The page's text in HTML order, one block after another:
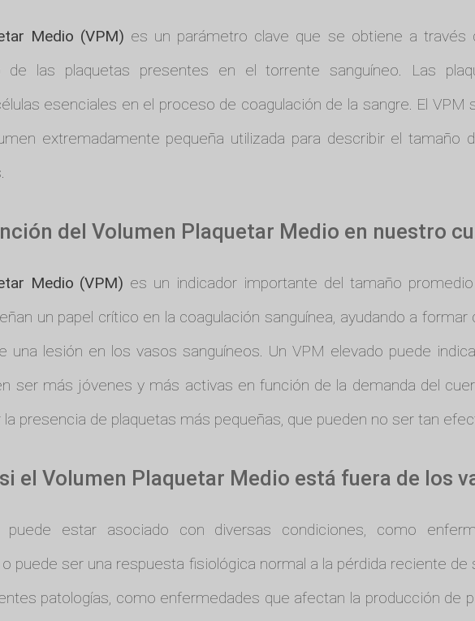
Medio (VPM) es un parámetro clave que se obtiene a
de las plaquetas presentes en el torrente sanguíneo. Las
esenciales en el proceso de coagulación de la sangre. El
extremadamente pequeña utilizada para describir el tamaño
del Volumen Plaquetar Medio en nuestro
Medio (VPM) es un indicador importante del tamaño
un papel crítico en la coagulación sanguínea, ayudando a
una lesión en los vasos sanguíneos. Un VPM elevado puede
ser más jóvenes y más activas en función de la demanda del
presencia de plaquetas más pequeñas, que pueden no ser tan
el Volumen Plaquetar Medio está fuera de los
puede estar asociado con diversas condiciones, como
puede ser una respuesta fisiológica normal a la pérdida reciente
patologías, como enfermedades que afectan la producción de